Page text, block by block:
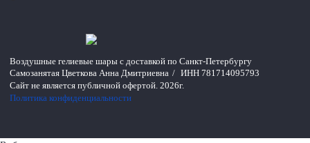
Воздушные гелиевые шары с доставкой по Санкт-Петербургу
Самозанятая Цветкова Анна Дмитриевна / ИНН 781714095793
Сайт не является публичной офертой. 2026г.
Политика конфиденциальности